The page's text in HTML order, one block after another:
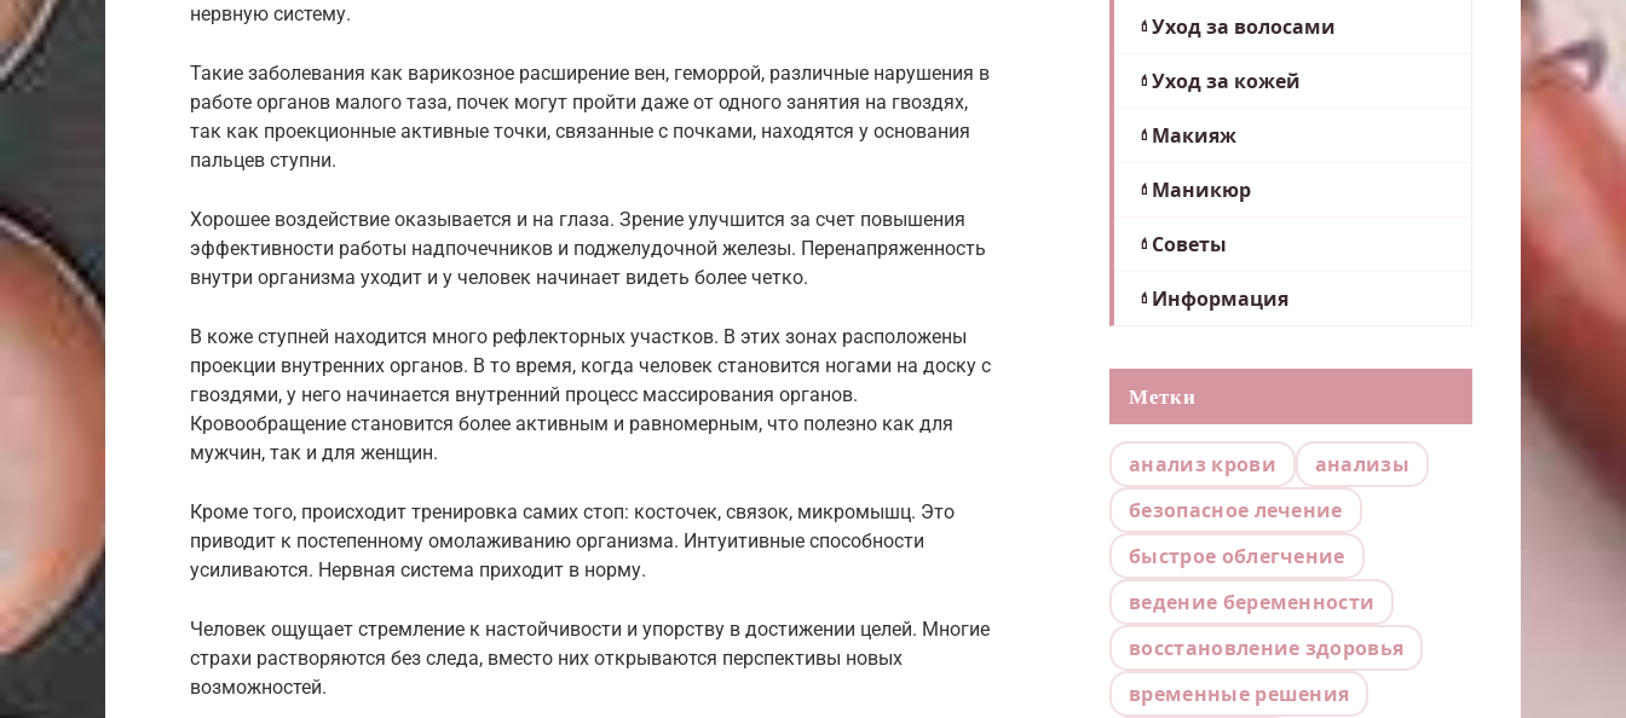
нервную систему.
Такие заболевания как варикозное расширение вен, геморрой, различные нарушения в
работе органов малого таза, почек могут пройти даже от одного занятия на гвоздях,
так как проекционные активные точки, связанные с почками, находятся у основания
пальцев ступни.
Хорошее воздействие оказывается и на глаза. Зрение улучшится за счет повышения
эффективности работы надпочечников и поджелудочной железы. Перенапряженность
внутри организма уходит и у человек начинает видеть более четко.
В коже ступней находится много рефлекторных участков. В этих зонах расположены
проекции внутренних органов. В то время, когда человек становится ногами на доску с
гвоздями, у него начинается внутренний процесс массирования органов.
Кровообращение становится более активным и равномерным, что полезно как для
мужчин, так и для женщин.
Кроме того, происходит тренировка самих стоп: косточек, связок, микромышц. Это
приводит к постепенному омолаживанию организма. Интуитивные способности
усиливаются. Нервная система приходит в норму.
Человек ощущает стремление к настойчивости и упорству в достижении целей. Многие
страхи растворяются без следа, вместо них открываются перспективы новых
возможностей.
Уход за волосами
Уход за кожей
Макияж
Маникюр
Советы
Информация
Метки
анализ крови
анализы
безопасное лечение
быстрое облегчение
ведение беременности
восстановление здоровья
временные решения